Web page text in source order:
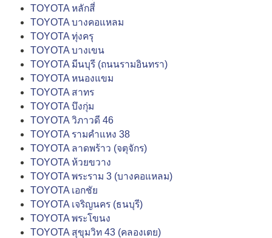
TOYOTA หลักสี่
TOYOTA บางคอแหลม
TOYOTA ทุ่งครุ
TOYOTA บางเขน
TOYOTA มีนบุรี (ถนนรามอินทรา)
TOYOTA หนองแขม
TOYOTA สาทร
TOYOTA บึงกุ่ม
TOYOTA วิภาวดี 46
TOYOTA รามคำแหง 38
TOYOTA ลาดพร้าว (จตุจักร)
TOYOTA ห้วยขวาง
TOYOTA พระราม 3 (บางคอแหลม)
TOYOTA เอกชัย
TOYOTA เจริญนคร (ธนบุรี)
TOYOTA พระโขนง
TOYOTA สุขุมวิท 43 (คลองเตย)